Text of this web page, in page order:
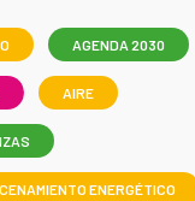
AGENDA 2030
AIRE
ENERGÉTICO